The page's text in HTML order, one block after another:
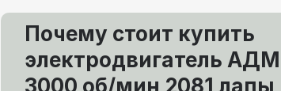
Почему стоит купить
электродвигатель
3000 об/мин 2081 лапы